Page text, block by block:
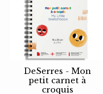
DeSerres - Mon
petit carnet à
croquis